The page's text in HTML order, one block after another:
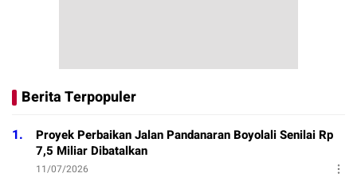
Berita Terpopuler
1.
Proyek Perbaikan Jalan Pandanaran Boyolali Senilai Rp
7,5 Miliar Dibatalkan
11/07/2026